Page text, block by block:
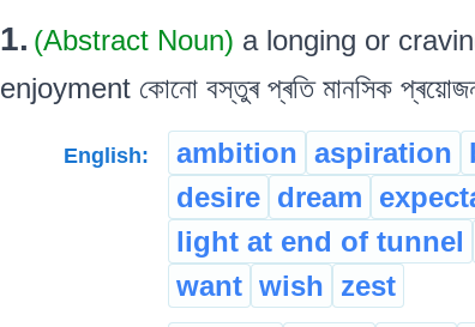
1. (Abstract Noun) a longing or
enjoyment কোনো বস্তুৰ প্ৰতি মানসিক
English: ambition aspiration
desire dream
light at end of tunnel
want wish zest